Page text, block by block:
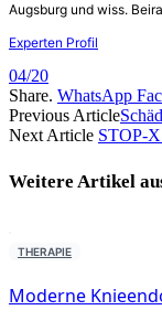
Augsburg und wiss.
Experten Profil
04/20
Share. WhatsApp
Previous Article
Next Article STOP-
Weitere Artikel
THERAPIE
Moderne